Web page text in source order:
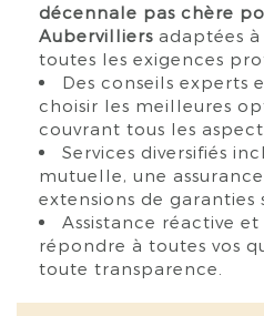
décennale pas chère
Aubervilliers adaptées
toutes les exigences
Des conseils experts
choisir les meilleures
couvrant tous les
Services diversifiés
mutuelle, une
extensions de garanties
Assistance réactive
répondre à toutes vos
toute transparence.